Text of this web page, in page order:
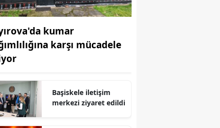
Edirne
Elazığ
Erzincan
Eskişehir
kumar
karşı mücadele
Başiskele iletişim
merkezi ziyaret edildi